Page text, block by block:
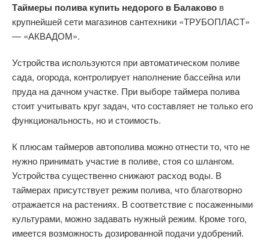
Таймеры полива купить недорого в Балаково в
крупнейшей сети магазинов сантехники «ТРУБОПЛАСТ»
— «АКВАДОМ».
Устройства используются при автоматическом поливе
сада, огорода, контролирует наполнение бассейна или
пруда на дачном участке. При выборе таймера полива
стоит учитывать круг задач, что составляет не только его
функциональность, но и стоимость.
К плюсам таймеров автополива можно отнести то, что не
нужно принимать участие в поливе, стоя со шлангом.
Устройства существенно снижают расход воды. В
таймерах присутствует режим полива, что благотворно
отражается на растениях. В соответствие с посаженными
культурами, можно задавать нужный режим. Кроме того,
имеется возможность дозированной подачи удобрений.